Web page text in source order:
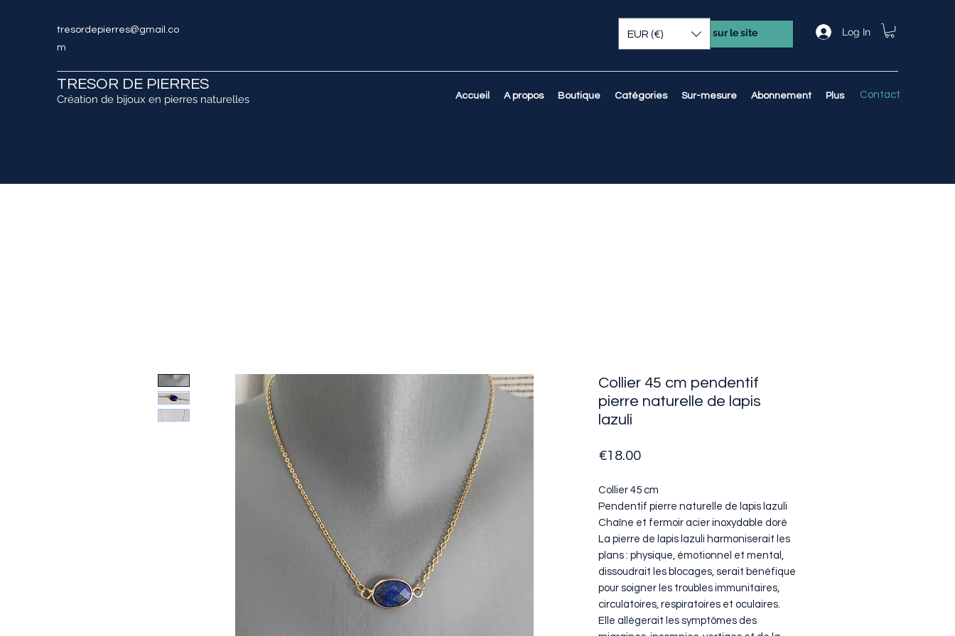
tresordepierres@gmail.co
m
Log In
TRESOR DE PIERRES
Création de bijoux en pierres naturelles Accueil A propos Boutique Catégories Sur-mesure Abonnement Plus Contact
EUR (€)
Collier 45 cm pendentif
pierre naturelle de lapis
lazuli
€18.00Price
Collier 45 cm
Pendentif pierre naturelle de lapis lazuli
Chaîne et fermoir acier inoxydable doré
La pierre de lapis lazuli harmoniserait les
plans : physique, émotionnel et mental,
dissoudrait les blocages, serait bénéfique
pour soigner les troubles immunitaires,
circulatoires, respiratoires et oculaires.
Elle allégerait les symptômes des